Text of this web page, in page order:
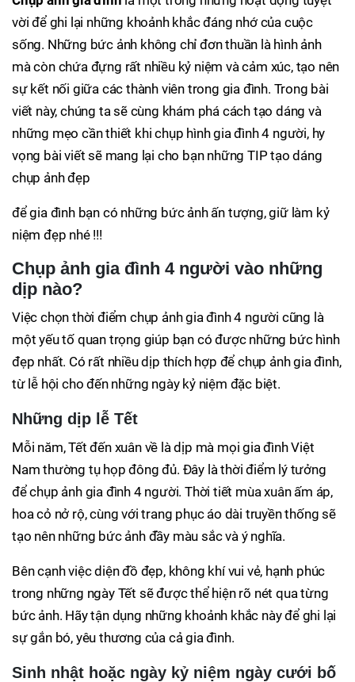
vời để ghi lại những khoảnh khắc đáng nhớ của cuộc
sống. Những bức ảnh không chỉ đơn thuần là hình ảnh
mà còn chứa đựng rất nhiều kỷ niệm và cảm xúc, tạo nên
sự kết nối giữa các thành viên trong gia đình. Trong bài
viết này, chúng ta sẽ cùng khám phá cách tạo dáng và
những mẹo cần thiết khi chụp hình gia đình 4 người, hy
vọng bài viết sẽ mang lại cho bạn những TIP tạo dáng
chụp ảnh đẹp
để gia đình bạn có những bức ảnh ấn tượng, giữ làm kỷ
niệm đẹp nhé !!!
Chụp ảnh gia đình 4 người vào những
dịp nào?
Việc chọn thời điểm chụp ảnh gia đình 4 người cũng là
một yếu tố quan trọng giúp bạn có được những bức hình
đẹp nhất. Có rất nhiều dịp thích hợp để chụp ảnh gia đình,
từ lễ hội cho đến những ngày kỷ niệm đặc biệt.
Những dịp lễ Tết
Mỗi năm, Tết đến xuân về là dịp mà mọi gia đình Việt
Nam thường tụ họp đông đủ. Đây là thời điểm lý tưởng
để chụp ảnh gia đình 4 người. Thời tiết mùa xuân ấm áp,
hoa cỏ nở rộ, cùng với trang phục áo dài truyền thống sẽ
tạo nên những bức ảnh đầy màu sắc và ý nghĩa.
Bên cạnh việc diện đồ đẹp, không khí vui vẻ, hạnh phúc
trong những ngày Tết sẽ được thể hiện rõ nét qua từng
bức ảnh. Hãy tận dụng những khoảnh khắc này để ghi lại
sự gắn bó, yêu thương của cả gia đình.
Sinh nhật hoặc ngày kỷ niệm ngày cưới bố